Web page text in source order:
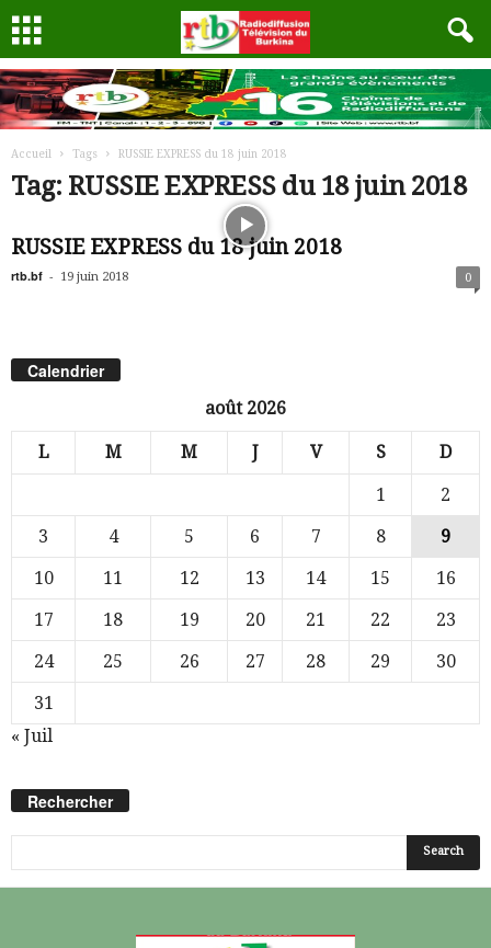
Accueil Tags RUSSIE EXPRESS du 18 juin 2018
Tag: RUSSIE EXPRESS du 18 juin 2018
RUSSIE EXPRESS du 18 juin 2018
rtb.bf - 19 juin 2018 0
Calendrier
août 2026
L M M J V S D
1
2
3
4 5 6 7 8
9
10
11 12 13 14 15
16
17
18 19 20 21 22
23
24
25 26 27 28 29
30
31
« Juil
Rechercher